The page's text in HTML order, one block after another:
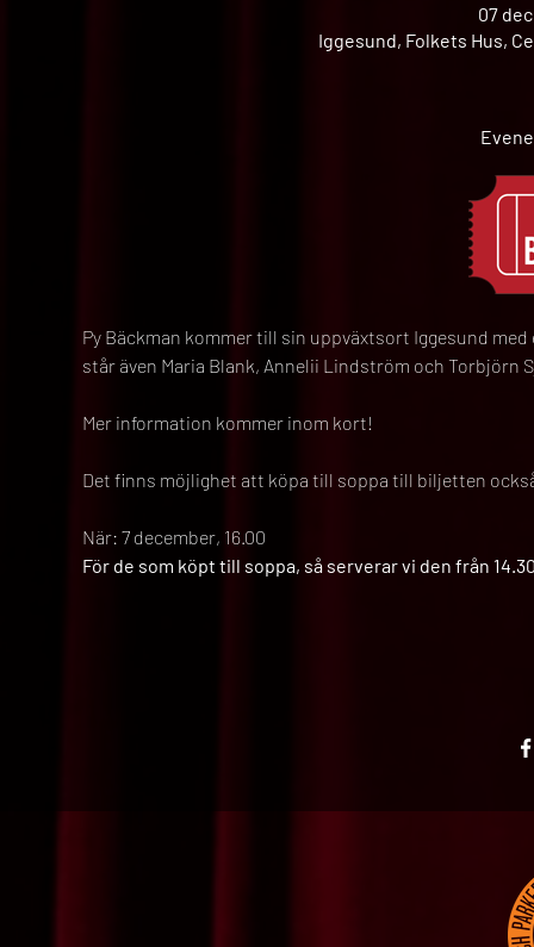
07
Iggesund, Folkets Hus,
Py Bäckman kommer till sin uppväxtsort Iggesund
står även Maria Blank, Annelii Lindström och Torbjörn
Mer information kommer inom kort!
Det finns möjlighet att köpa till soppa till biljetten
När: 7 december, 16.00
För de som köpt till soppa, så serverar vi den från